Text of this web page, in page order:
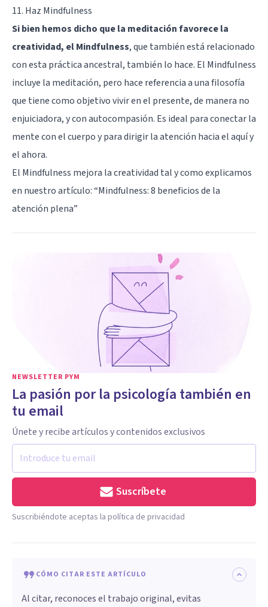
11. Haz Mindfulness
Si bien hemos dicho que la meditación favorece la
creatividad, el Mindfulness, que también está relacionado
con esta práctica ancestral, también lo hace. El Mindfulness
incluye la meditación, pero hace referencia a una filosofía
que tiene como objetivo vivir en el presente, de manera no
enjuiciadora, y con autocompasión. Es ideal para conectar la
mente con el cuerpo y para dirigir la atención hacia el aquí y
el ahora.
El Mindfulness mejora la creatividad tal y como explicamos
en nuestro artículo: “Mindfulness: 8 beneficios de la
atención plena”
NEWSLETTER PYM
La pasión por la psicología también en
tu email
Únete y recibe artículos y contenidos exclusivos
Suscríbete
Suscribiéndote aceptas la política de privacidad
CÓMO CITAR ESTE ARTÍCULO
Al citar, reconoces el trabajo original, evitas